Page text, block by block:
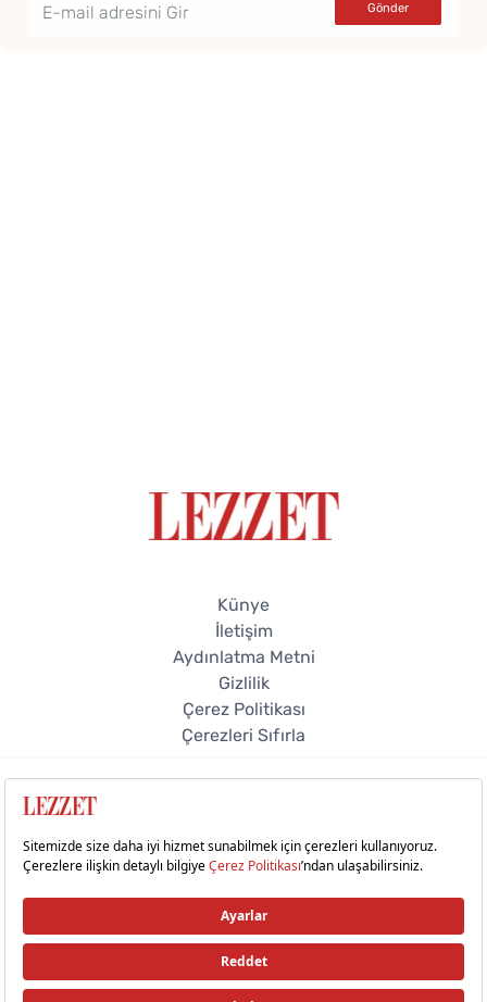
Künye
İletişim
Aydınlatma Metni
Gizlilik
Çerez Politikası
Çerezleri Sıfırla
© 2026 Lezzet Online. Tüm hakları saklıdır.